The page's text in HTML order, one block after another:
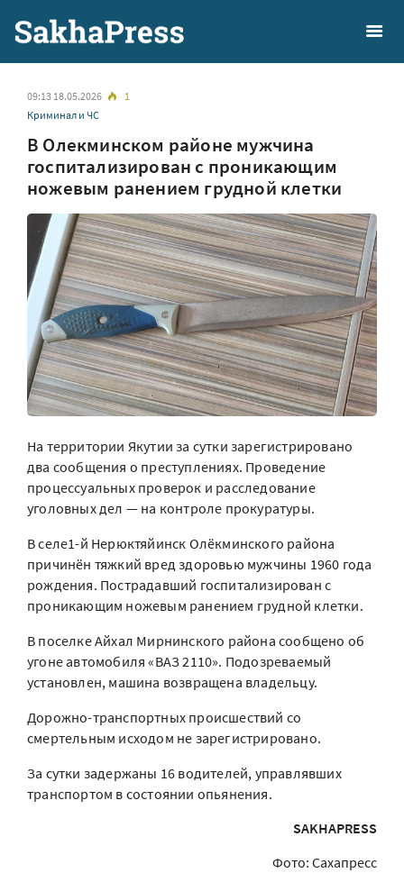
09:13 18.05.2026
1
Криминал и ЧС
В Олекминском районе мужчина
госпитализирован с проникающим
ножевым ранением грудной клетки
На территории Якутии за сутки зарегистрировано
два сообщения о преступлениях. Проведение
процессуальных проверок и расследование
уголовных дел — на контроле прокуратуры.
В селе1-й Нерюктяйинск Олёкминского района
причинён тяжкий вред здоровью мужчины 1960 года
рождения. Пострадавший госпитализирован с
проникающим ножевым ранением грудной клетки.
В поселке Айхал Мирнинского района сообщено об
угоне автомобиля «ВАЗ 2110». Подозреваемый
установлен, машина возвращена владельцу.
Дорожно-транспортных происшествий со
смертельным исходом не зарегистрировано.
За сутки задержаны 16 водителей, управлявших
транспортом в состоянии опьянения.
SAKHAPRESS
Фото: Сахапресс